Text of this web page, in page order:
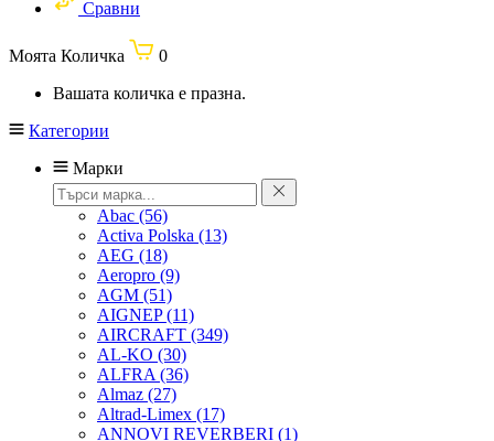
Сравни
Моята Количка
0
Вашата количка е празна.
Категории
Марки
Abac (56)
Activa Polska (13)
AEG (18)
Aeropro (9)
AGM (51)
AIGNEP(11)
AIRCRAFT (349)
AL-KO (30)
ALFRA (36)
Almaz (27)
Altrad-Limex (17)
ANNOVI REVERBERI (1)